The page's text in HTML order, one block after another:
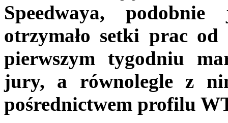
Speedwaya,
otrzymało setki prac
pierwszym tygodniu
jury, a równolegle z
pośrednictwem profilu